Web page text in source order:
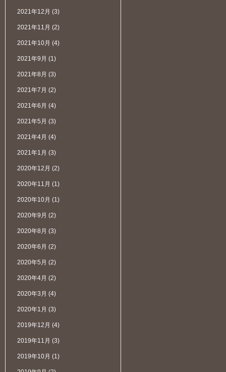
2021年12月 (3)
2021年11月 (2)
2021年10月 (4)
2021年9月 (1)
2021年8月 (3)
2021年7月 (2)
2021年6月 (4)
2021年5月 (3)
2021年4月 (4)
2021年1月 (3)
2020年12月 (2)
2020年11月 (1)
2020年10月 (1)
2020年9月 (2)
2020年8月 (3)
2020年6月 (2)
2020年5月 (2)
2020年4月 (2)
2020年3月 (4)
2020年1月 (3)
2019年12月 (4)
2019年11月 (3)
2019年10月 (1)